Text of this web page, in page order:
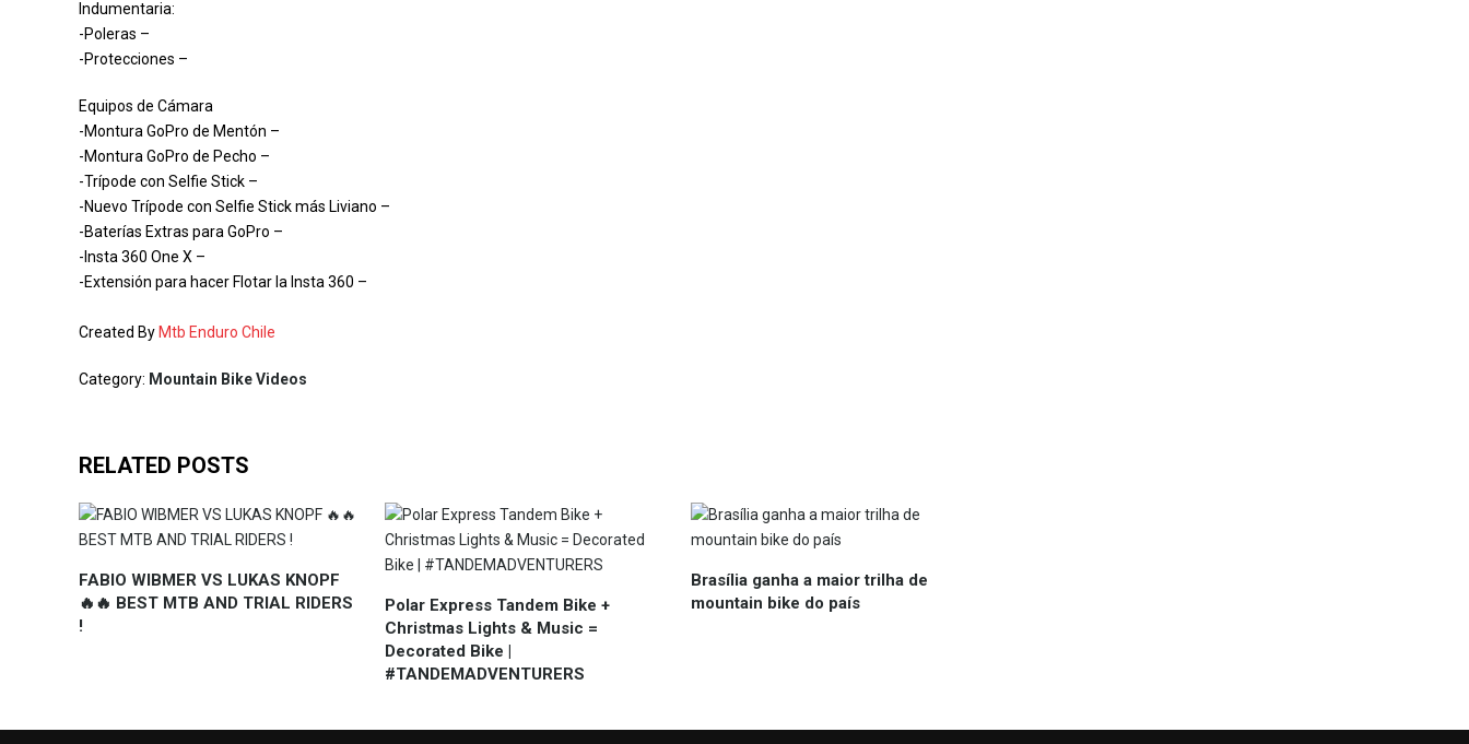
Indumentaria:
-Poleras –
-Protecciones –
Equipos de Cámara
-Montura GoPro de Mentón –
-Montura GoPro de Pecho –
-Trípode con Selfie Stick –
-Nuevo Trípode con Selfie Stick más Liviano –
-Baterías Extras para GoPro –
-Insta 360 One X –
-Extensión para hacer Flotar la Insta 360 –
Created By Mtb Enduro Chile
Category: Mountain Bike Videos
RELATED POSTS
FABIO WIBMER VS LUKAS KNOPF
🔥🔥 BEST MTB AND TRIAL RIDERS
!
Polar Express Tandem Bike +
Christmas Lights & Music =
Decorated Bike |
#TANDEMADVENTURERS
Brasília ganha a maior trilha de
mountain bike do país